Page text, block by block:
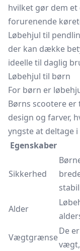
hvilket gør dem
forurenende
Løbehjul til
der kan dække
ideelle til daglig
Løbehjul til børn
For børn er
Børns scootere
design og farver,
yngste at deltage
Egenskaber
Sikkerhed
Alder
Vægtgrænse
De